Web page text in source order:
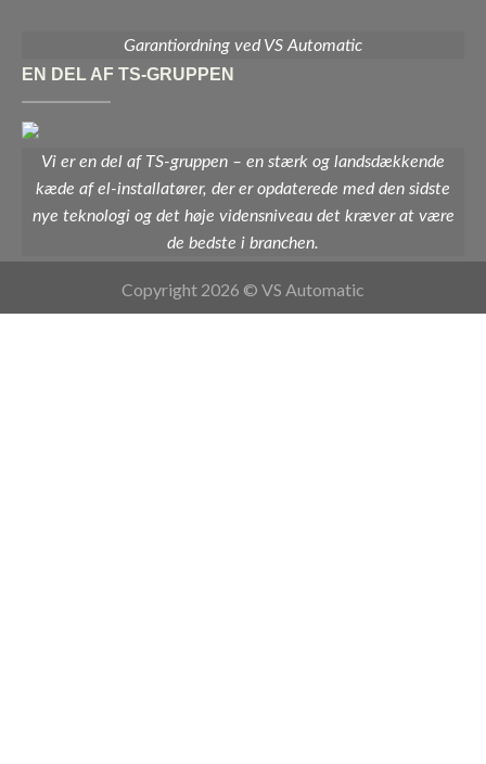
Garantiordning ved VS Automatic
EN DEL AF TS-GRUPPEN
Vi er en del af TS-gruppen – en stærk og landsdækkende
kæde af el-installatører, der er opdaterede med den sidste
nye teknologi og det høje vidensniveau det kræver at være
de bedste i branchen.
Copyright 2026 © VS Automatic